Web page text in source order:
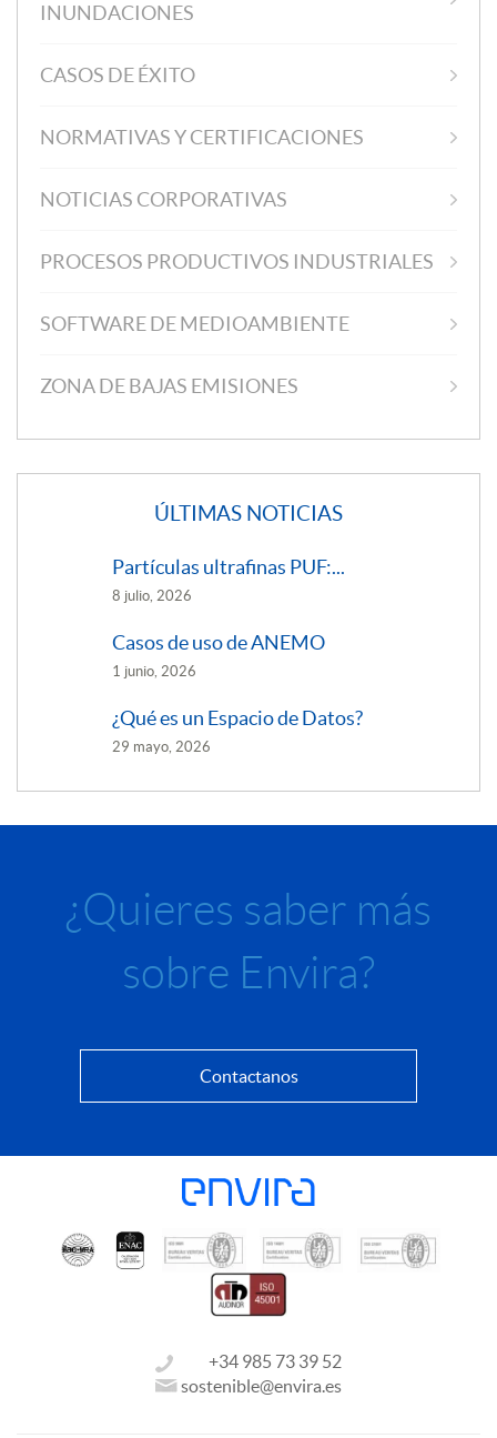
INUNDACIONES
CASOS DE ÉXITO
NORMATIVAS Y CERTIFICACIONES
NOTICIAS CORPORATIVAS
PROCESOS PRODUCTIVOS INDUSTRIALES
SOFTWARE DE MEDIOAMBIENTE
ZONA DE BAJAS EMISIONES
ÚLTIMAS NOTICIAS
Partículas ultrafinas PUF:...
8 julio, 2026
Casos de uso de ANEMO
1 junio, 2026
¿Qué es un Espacio de Datos?
29 mayo, 2026
¿Quieres saber más
sobre Envira?
Contactanos
+34 985 73 39 52
sostenible@envira.es